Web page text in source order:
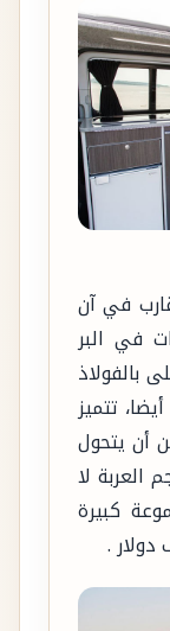
في آن
في البر
بالفولاذ
تتميز
أن يتحول
العربة لا
كبيرة